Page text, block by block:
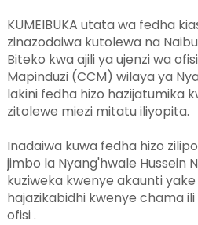
KUMEIBUKA utata wa fedha
zinazodaiwa kutolewa na
Biteko kwa ajili ya ujenzi wa
Mapinduzi (CCM) wilaya ya
lakini fedha hizo hazijatumika
zitolewe miezi mitatu iliyopita.
Inadaiwa kuwa fedha hizo
jimbo la Nyang'hwale Hussein
kuziweka kwenye akaunti yake
hajazikabidhi kwenye chama
ofisi .